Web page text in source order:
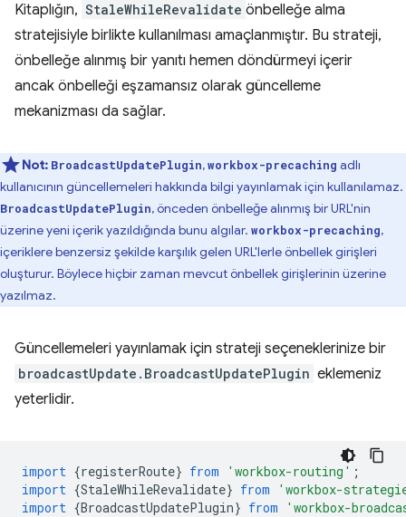
Kitaplığın, StaleWhileRevalidate önbelleğe alma
stratejisiyle birlikte kullanılması amaçlanmıştır. Bu strateji,
önbelleğe alınmış bir yanıtı hemen döndürmeyi içerir
ancak önbelleği eşzamansız olarak güncelleme
mekanizması da sağlar.
Not: BroadcastUpdatePlugin,workbox-precaching adlı
kullanıcının güncellemeleri hakkında bilgi yayınlamak için kullanılamaz.
BroadcastUpdatePlugin, önceden önbelleğe alınmış bir URL'nin
üzerine yeni içerik yazıldığında bunu algılar. workbox-precaching,
içeriklere benzersiz şekilde karşılık gelen URL'lerle önbellek girişleri
oluşturur. Böylece hiçbir zaman mevcut önbellek girişlerinin üzerine
yazılmaz.
Güncellemeleri yayınlamak için strateji seçeneklerinize bir
broadcastUpdate.BroadcastUpdatePlugin eklemeniz
yeterlidir.
import {registerRoute} from 'workbox-routing' ;
import {StaleWhileRevalidate} from
'workbox-
import {BroadcastUpdatePlugin} from 'workbox-